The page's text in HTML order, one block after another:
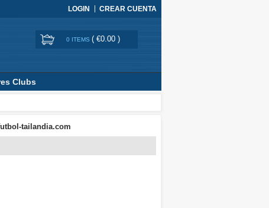
LOGIN CREAR CUENTA
0 ITEMS ( €0.00 )
Clubs
tailandia.com